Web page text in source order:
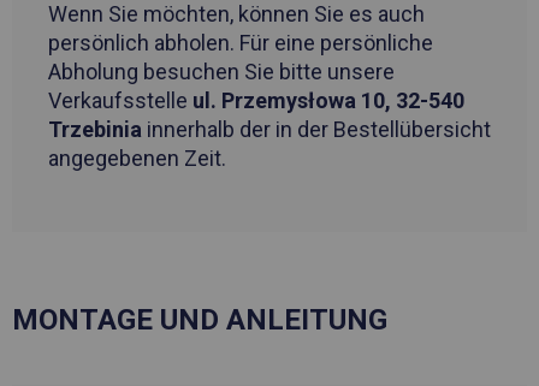
Wenn Sie möchten, können Sie es auch
persönlich abholen. Für eine persönliche
Abholung besuchen Sie bitte unsere
Verkaufsstelle ul. Przemysłowa 10, 32-540
Trzebinia innerhalb der in der Bestellübersicht
angegebenen Zeit.
MONTAGE UND ANLEITUNG